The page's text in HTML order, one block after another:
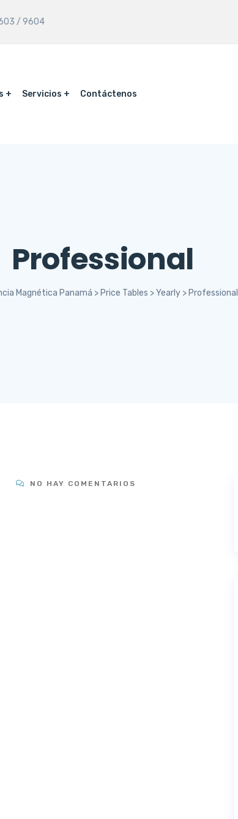
/ 9604
Servicios Contáctenos
Professional
Magnética Panamá >Price Tables > Yearly>Professional
NO HAY COMENTARIOS